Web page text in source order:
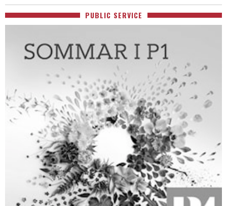
PUBLIC SERVICE